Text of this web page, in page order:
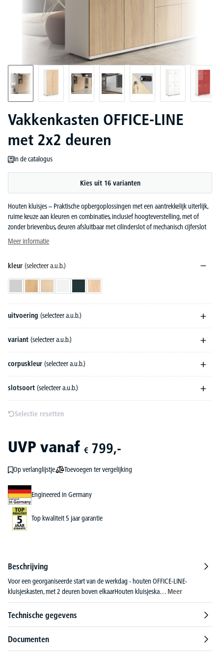
Vakkenkasten OFFICE-LINE
met 2x2 deuren
In de catalogus
Kies uit 16 varianten
Houten kluisjes – Praktische opbergoplossingen met een aantrekkelijk uiterlijk,
ruime keuze aan kleuren en combinaties, inclusief hoogteverstelling, met of
zonder brievenbus, deuren afsluitbaar met cilinderslot of mechanisch cijferslot
Meer informatie
kleur (selecteer a.u.b.)
uitvoering (selecteer a.u.b.)
variant (selecteer a.u.b.)
corpuskleur (selecteer a.u.b.)
slotsoort (selecteer a.u.b.)
Selectie resetten
UVP vanaf € 799,-
Op verlanglijstje Toevoegen ter vergelijking
Engineered in Germany
Top kwaliteit 5 jaar garantie
Beschrijving
Voor een georganiseerde start van de werkdag - houten OFFICE-LINE-
kluisjeskasten, met 2 deuren boven elkaarHouten kluisjeska… Meer
Technische gegevens
Documenten